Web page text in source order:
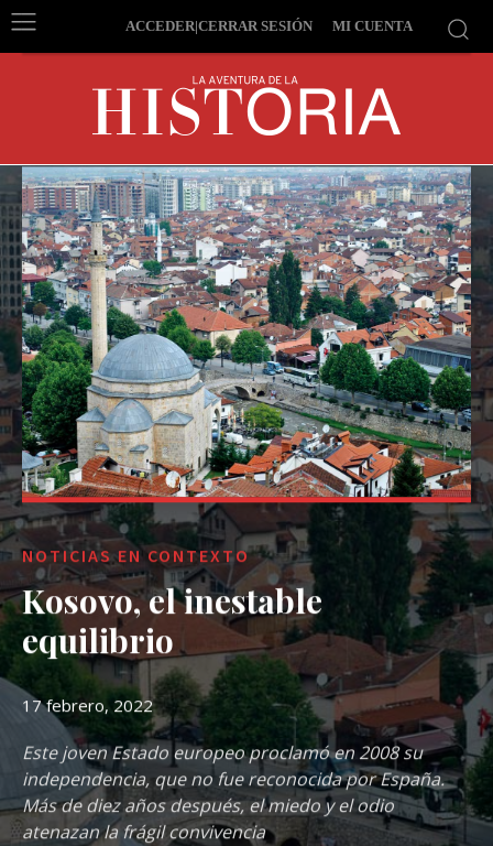
ACCEDER|CERRAR SESIÓN MI CUENTA
NOTICIAS EN CONTEXTO
Kosovo, el inestable
equilibrio
17 febrero, 2022
Este joven Estado europeo proclamó en 2008 su
independencia, que no fue reconocida por España.
Más de diez años después, el miedo y el odio
atenazan la frágil convivencia